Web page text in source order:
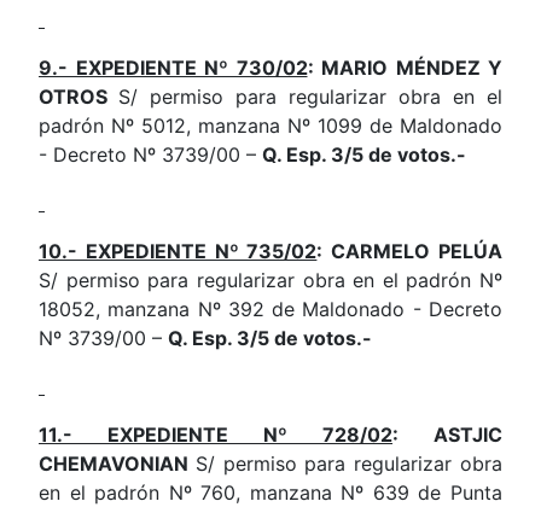
9.- EXPEDIENTE Nº 730/02: MARIO MÉNDEZ Y
OTROS S/ permiso para regularizar obra en el
padrón Nº 5012, manzana Nº 1099 de Maldonado
- Decreto Nº 3739/00 – Q. Esp. 3/5 de votos.-
10.- EXPEDIENTE Nº 735/02: CARMELO PELÚA
S/ permiso para regularizar obra en el padrón Nº
18052, manzana Nº 392 de Maldonado - Decreto
Nº 3739/00 – Q. Esp. 3/5 de votos.-
11.- EXPEDIENTE Nº 728/02: ASTJIC
CHEMAVONIAN S/ permiso para regularizar obra
en el padrón Nº 760, manzana Nº 639 de Punta